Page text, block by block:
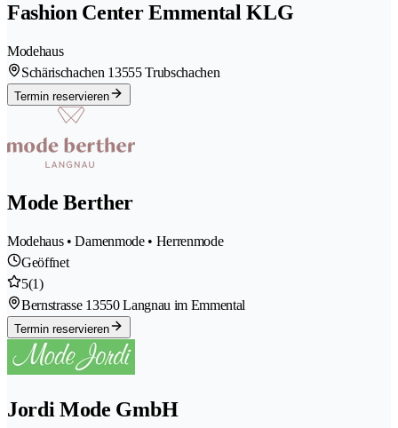
Fashion Center Emmental KLG
Modehaus
Schärischachen 13555 Trubschachen
Termin reservieren
Mode Berther
Modehaus • Damenmode • Herrenmode
Geöffnet
5(1)
Bernstrasse 13550 Langnau im Emmental
Termin reservieren
Jordi Mode GmbH